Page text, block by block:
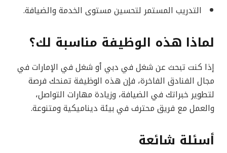
التدريب المستمر لتحسين مستوى الخدمة والضيافة.
لماذا هذه الوظيفة مناسبة لك؟
إذا كنت تبحث عن شغل في دبي أو شغل في الإمارات في
مجال الفنادق الفاخرة، فإن هذه الوظيفة تمنحك فرصة
لتطوير خبراتك في الضيافة، وزيادة مهارات التواصل،
والعمل مع فريق محترف في بيئة ديناميكية ومتنوعة.
أسئلة شائعة